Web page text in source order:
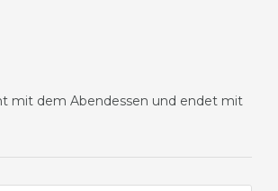
mit dem Abendessen und endet mit